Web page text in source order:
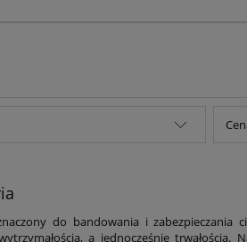
do bandowania i zabezpieczania
a jednocześnie